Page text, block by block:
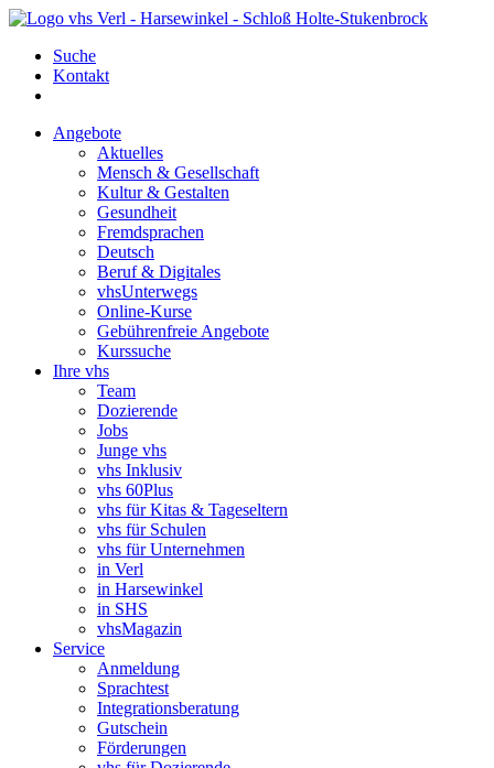
Suche
Kontakt
Angebote
Aktuelles
Mensch & Gesellschaft
Kultur & Gestalten
Gesundheit
Fremdsprachen
Deutsch
Beruf & Digitales
vhsUnterwegs
Online-Kurse
Gebührenfreie Angebote
Kurssuche
Ihre vhs
Team
Dozierende
Jobs
Junge vhs
vhs Inklusiv
vhs 60Plus
vhs für Kitas & Tageseltern
vhs für Schulen
vhs für Unternehmen
in Verl
in Harsewinkel
in SHS
vhsMagazin
Service
Anmeldung
Sprachtest
Integrationsberatung
Gutschein
Förderungen